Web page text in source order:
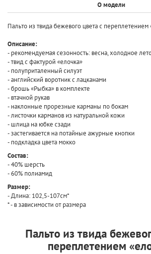
О модели
Пальто из твида бежевого цвета с переплетением
Описание:
- рекомендуемая сезонность: весна, холодное
- твид с фактурой «елочка»
- полуприталенный силуэт
- английский воротник с лацканами
- брошь «Рыбка» в комплекте
- втачной рукав
- наклонные прорезные карманы по бокам
- листочки карманов из натуральной кожи
- шлица на юбке сзади
- застегивается на потайные ажурные кнопки
- подкладка цвета мокко
Состав:
- 40% шерсть
- 60% полиамид
Размер:
- Длина: 102,5-107см*
* - в зависимости от размера
Пальто из твида
переплетением